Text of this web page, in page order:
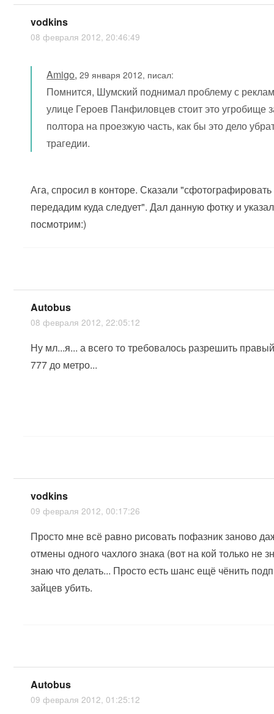
vodkins
08 февраля 2012, 20:46:49
Amigo,29 января 2012, писал:
Помнится, Шумский поднимал проблему с
улице Героев Панфиловцев стоит это угробище
полтора на проезжую часть, как бы это дело
трагедии.
Ага, спросил в конторе. Сказали
передадим куда следует". Дал данную фотку и указал
посмотрим:)
Autobus
08 февраля 2012, 22:05:12
Ну мл...я... а всего то требовалось разрешить
777 до метро...
vodkins
09 февраля 2012, 00:17:26
Просто мне всё равно рисовать пофазник заново
отмены одного чахлого знака (вот на кой только не
знаю что делать... Просто есть шанс ещё чёнить
зайцев убить.
Autobus
09 февраля 2012, 01:25:12